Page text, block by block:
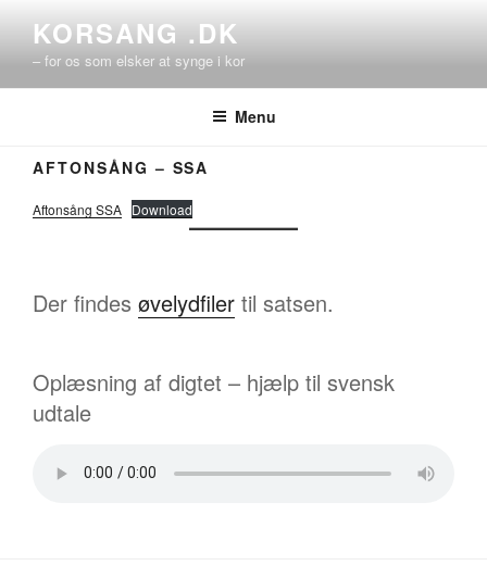
indhold
KORSANG .DK
– for os som elsker at synge i kor
Menu
AFTONSÅNG – SSA
Aftonsång SSA Download
Der findes øvelydfiler til satsen.
Oplæsning af digtet – hjælp til svensk
udtale